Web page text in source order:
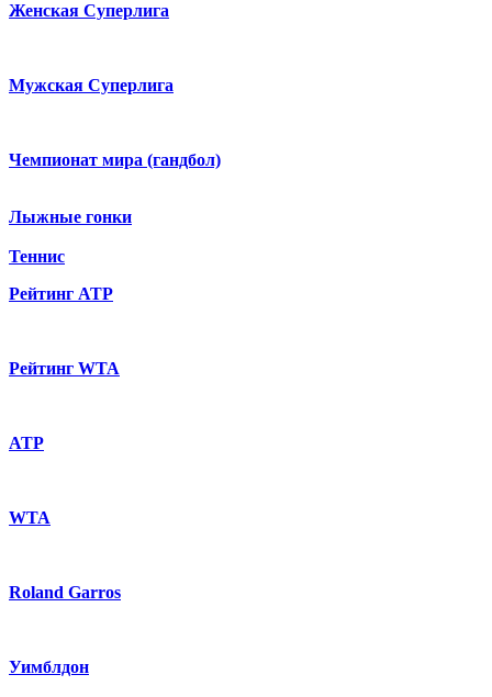
Женская Суперлига
Мужская Суперлига
Чемпионат мира (гандбол)
Лыжные гонки
Теннис
Рейтинг ATP
Рейтинг WTA
ATP
WTA
Roland Garros
Уимблдон